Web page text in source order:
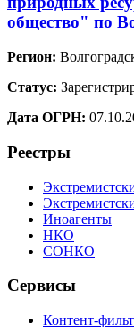
общество" по
Регион:
Статус:
Дата ОГРН:
Реестры
Иноагенты
НКО
СОНКО
Сервисы
Контент-